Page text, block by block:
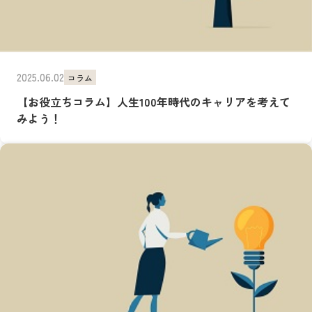
2025.06.02 コラム
【お役立ちコラム】人生100年時代のキャリアを考えて
みよう！